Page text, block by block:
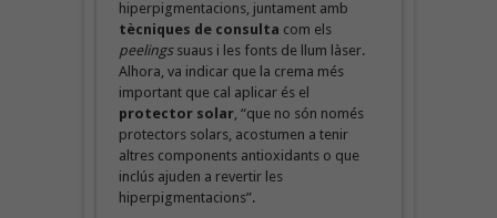
hiperpigmentacions, juntament amb
tècniques de consulta com els
peelingssuaus i les fonts de llum làser.
Alhora, va indicar que la crema més
important que cal aplicar és el
protector solar, “que no són només
protectors solars, acostumen a tenir
altres components antioxidants o que
inclús ajuden a revertir les
hiperpigmentacions”.